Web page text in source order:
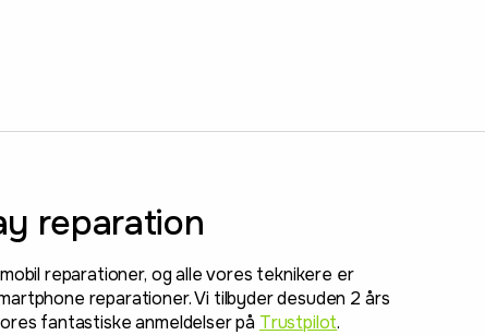
reparation
reparationer, og alle vores teknikere er
reparationer. Vi tilbyder desuden 2 års
fantastiske anmeldelser på Trustpilot.